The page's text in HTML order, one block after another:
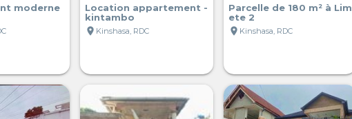
moderne
Location appartement -
kintambo
location_on Kinshasa, RDC
Parcelle de 180 m² à Lim
ete 2
location_on Kinshasa, RDC